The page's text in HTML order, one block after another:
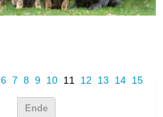
6 7 8 9 10 11 12 13 14 15
Ende